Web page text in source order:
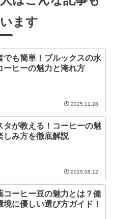
ます
でも簡単！ブルックスの水
ーヒーの魅力と淹れ方
2025.11.28
タが教える！コーヒーの魅
しみ方を徹底解説
2025.08.12
コーヒー豆の魅力とは？健
境に優しい選び方ガイド！